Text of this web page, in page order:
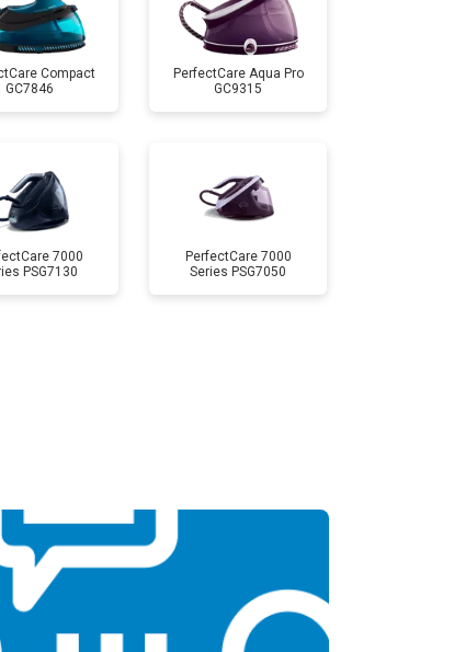
₽ Заказать
Compact
GC7846
PerfectCare Aqua Pro
GC9315
7000
PSG7130
PerfectCare 7000
Series PSG7050